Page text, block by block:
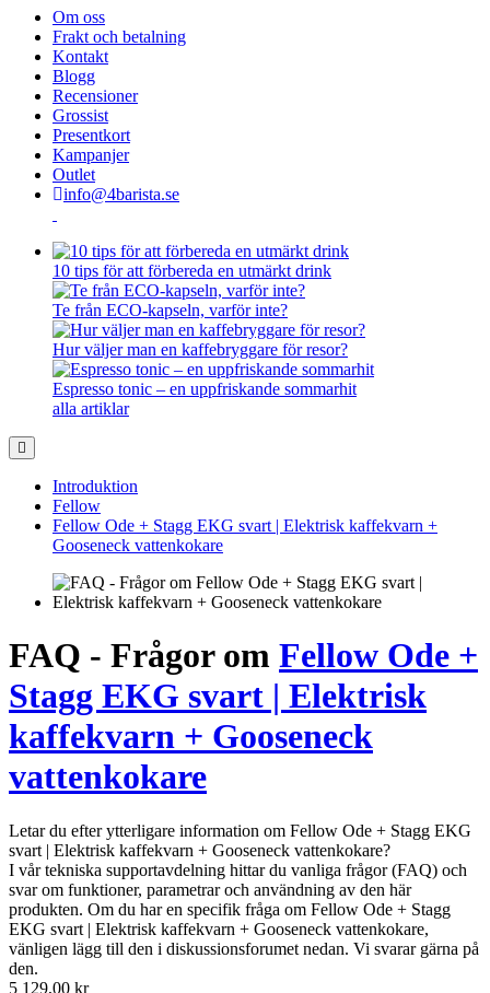
Om oss
Frakt och betalning
Kontakt
Blogg
Recensioner
Grossist
Presentkort
Kampanjer
Outlet
info@4barista.se
10 tips för att förbereda en utmärkt drink
Te från ECO-kapseln, varför inte?
Hur väljer man en kaffebryggare för resor?
Espresso tonic – en uppfriskande sommarhit
alla artiklar
Introduktion
Fellow
Fellow Ode + Stagg EKG svart | Elektrisk kaffekvarn +
Gooseneck vattenkokare
FAQ - Frågor om Fellow Ode +
Stagg EKG svart | Elektrisk
kaffekvarn + Gooseneck
vattenkokare
Letar du efter ytterligare information om Fellow Ode + Stagg EKG
svart | Elektrisk kaffekvarn + Gooseneck vattenkokare?
I vår tekniska supportavdelning hittar du vanliga frågor (FAQ) och
svar om funktioner, parametrar och användning av den här
produkten. Om du har en specifik fråga om Fellow Ode + Stagg
EKG svart | Elektrisk kaffekvarn + Gooseneck vattenkokare,
vänligen lägg till den i diskussionsforumet nedan. Vi svarar gärna på
den.
5 129,00 kr